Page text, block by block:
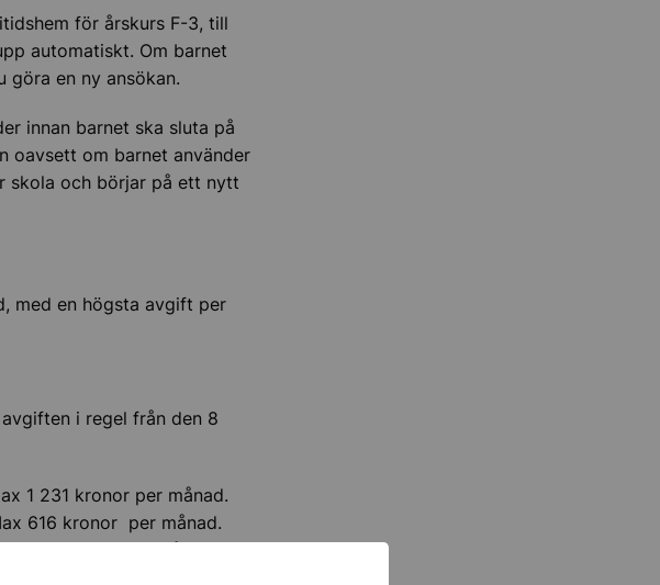
för årskurs F-3, till
automatiskt. Om barnet
en ny ansökan.
innan barnet ska sluta på
oavsett om barnet använder
skola och börjar på ett nytt
med en högsta avgift per
i regel från den 8
1 231 kronor per månad.
616 kronor per månad.